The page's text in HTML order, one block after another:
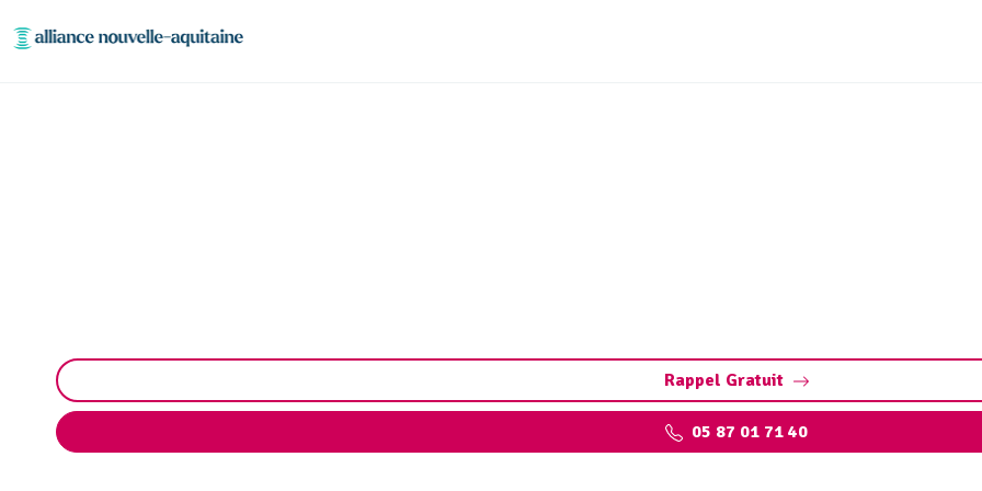
Rappel Gratuit
05 87 01 71 40